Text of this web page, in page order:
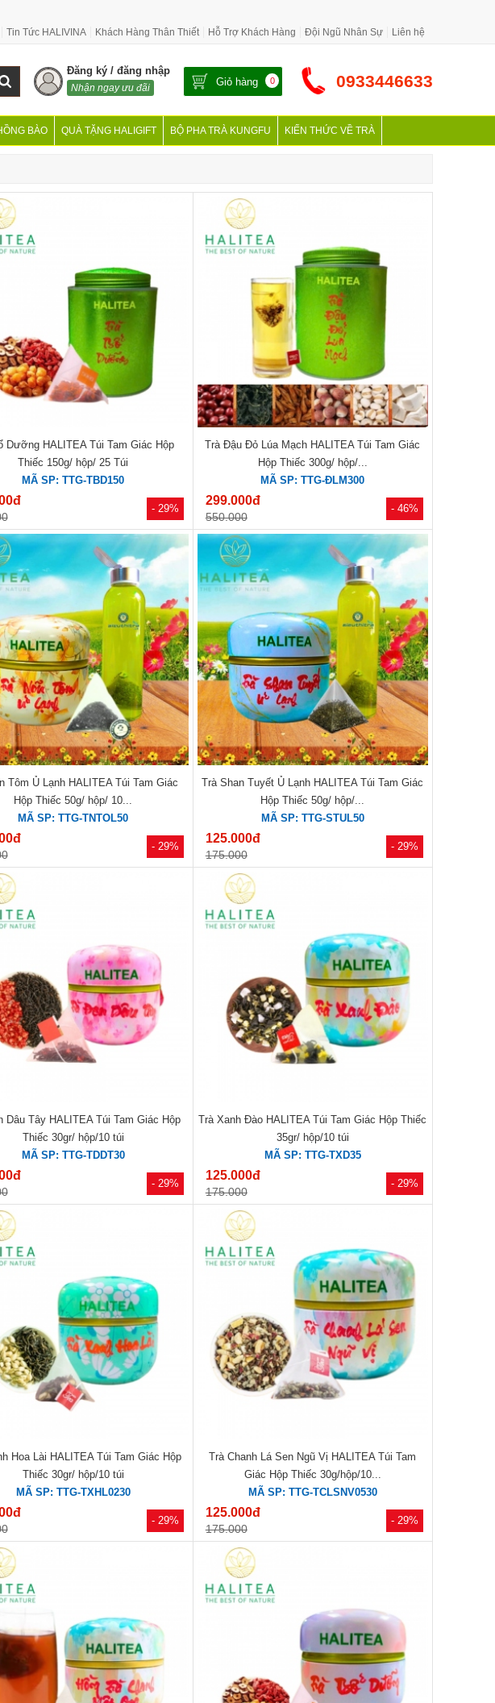
Tin Tức HALIVINA Khách Hàng Thân Thiết Hỗ Trợ Khách Hàng Đội Ngũ Nhân Sự Liên hệ
Đăng ký / đăng nhập
Nhận ngay ưu đãi Giỏ hàng 0 0933446633
BÀO QUÀ TẶNG HALIGIFT BỘ PHA TRÀ KUNGFU KIẾN THỨC VỀ TRÀ
- 29%
Dưỡng HALITEA Túi Tam Giác Hộp
Thiếc 150g/ hộp/ 25 Túi
MÃ SP: TTG-TBD150
- 46%
Trà Đậu Đỏ Lúa Mạch HALITEA Túi Tam Giác
Hộp Thiếc 300g/ hộp/...
MÃ SP: TTG-ĐLM300
299.000đ
550.000
- 29%
Tôm Ủ Lạnh HALITEA Túi Tam Giác
Hộp Thiếc 50g/ hộp/ 10...
MÃ SP: TTG-TNTOL50
- 29%
Trà Shan Tuyết Ủ Lạnh HALITEA Túi Tam Giác
Hộp Thiếc 50g/ hộp/...
MÃ SP: TTG-STUL50
125.000đ
175.000
- 29%
Dâu Tây HALITEA Túi Tam Giác Hộp
Thiếc 30gr/ hộp/10 túi
MÃ SP: TTG-TDDT30
- 29%
Trà Xanh Đào HALITEA Túi Tam Giác Hộp Thiếc
35gr/ hộp/10 túi
MÃ SP: TTG-TXD35
125.000đ
175.000
- 29%
Hoa Lài HALITEA Túi Tam Giác Hộp
Thiếc 30gr/ hộp/10 túi
MÃ SP: TTG-TXHL0230
- 29%
Trà Chanh Lá Sen Ngũ Vị HALITEA Túi Tam
Giác Hộp Thiếc 30g/hộp/10...
MÃ SP: TTG-TCLSNV0530
125.000đ
175.000